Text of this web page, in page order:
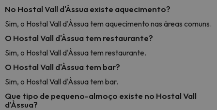
No Hostal Vall d'Àssua existe aquecimento?
Sim, o Hostal Vall d'Àssua tem aquecimento nas áreas comuns.
O Hostal Vall d'Àssua tem restaurante?
Sim, o Hostal Vall d'Àssua tem restaurante.
O Hostal Vall d'Àssua tem bar?
Sim, o Hostal Vall d'Àssua tem bar.
Que tipo de pequeno-almoço existe no Hostal Vall
d'Àssua?